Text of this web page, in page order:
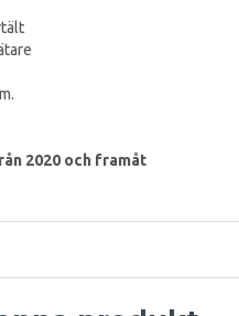
2020 och framåt